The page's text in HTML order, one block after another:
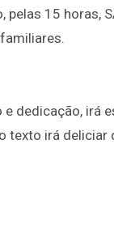
pelas 15 horas,
familiares.
dedicação, irá
texto irá deliciar